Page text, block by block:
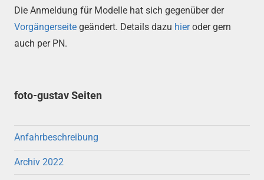
Die Anmeldung für Modelle hat sich gegenüber der
Vorgängerseite geändert. Details dazu hieroder gern
auch per PN.
foto-gustav Seiten
Anfahrbeschreibung
Archiv 2022